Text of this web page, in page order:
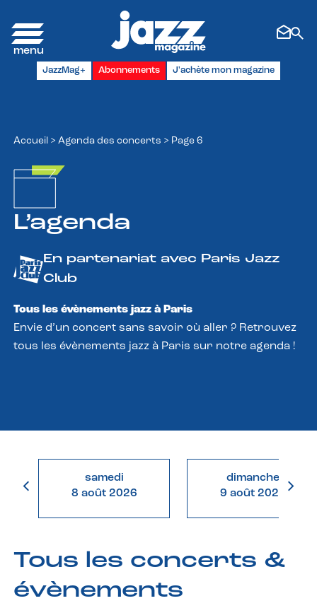
JazzMag+ Abonnements J'achète mon magazine
Accueil > Agenda des concerts > Page 6
L’agenda
En partenariat avec Paris Jazz
Club
Tous les évènements jazz à Paris
Envie d’un concert sans savoir où aller ? Retrouvez
tous les évènements jazz à Paris sur notre agenda !
samedi
8 août 2026
dimanche
9 août 2026
Tous les concerts &
évènements